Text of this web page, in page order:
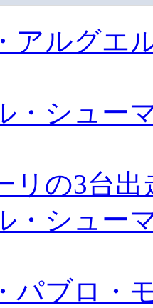
アルグエ
・シュー
リの3台
・シュー
パブロ・